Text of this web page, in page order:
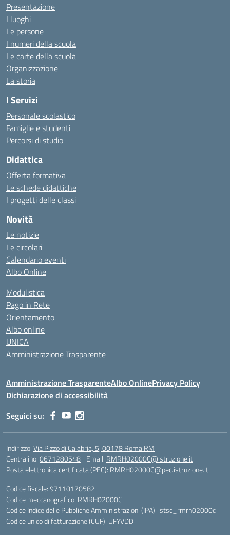
Presentazione
I luoghi
Le persone
I numeri della scuola
Le carte della scuola
Organizzazione
La storia
I Servizi
Personale scolastico
Famiglie e studenti
Percorsi di studio
Didattica
Offerta formativa
Le schede didattiche
I progetti delle classi
Novità
Le notizie
Le circolari
Calendario eventi
Albo Online
Modulistica
Pago in Rete
Orientamento
Albo online
UNICA
Amministrazione Trasparente
Amministrazione TrasparenteAlbo OnlinePrivacy Policy
Dichiarazione di accessibilità
Seguici su:
Indirizzo:Via Pizzo di Calabria, 5, 00178 Roma RM
Centralino:0671280548 Email: RMRH02000C@istruzione.it
Posta elettronica certificata (PEC): RMRH02000C@pec.istruzione.it
Codice fiscale: 97110170582
Codice meccanografico: RMRH02000C
Codice Indice delle Pubbliche Amministrazioni (IPA): istsc_rmrh02000c
Codice unico di fatturazione (CUF): UFYVDD